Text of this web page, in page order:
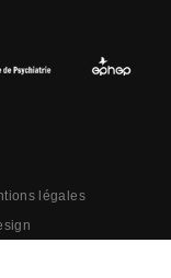
légales